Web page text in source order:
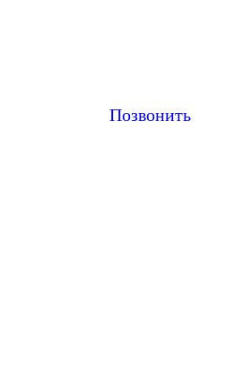
Позвонить